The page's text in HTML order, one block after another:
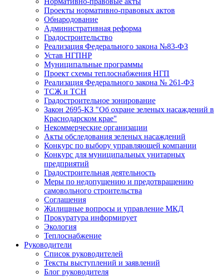
Проекты нормативно-правовых актов
Обнародование
Административная реформа
Градостроительство
Реализация Федерального закона №83-ФЗ
Устав НГПНР
Муниципальные программы
Проект схемы теплоснабжения НГП
Реализация Федерального закона № 261-ФЗ
ТСЖ и ТСН
Градостроительное зонирование
Закон 2695-КЗ "Об охране зеленых насаждений в
Краснодарском крае"
Некоммерческие организации
Акты обследования зеленых насаждений
Конкурс по выбору управляющей компании
Конкурс для муниципальных унитарных
предприятий
Градостроительная деятельность
Меры по недопущению и предотвращению
самовольного строительства
Соглашения
Жилищные вопросы и управление МКД
Прокуратура информирует
Экология
Теплоснабжение
Руководители
Список руководителей
Тексты выступлений и заявлений
Блог руководителя